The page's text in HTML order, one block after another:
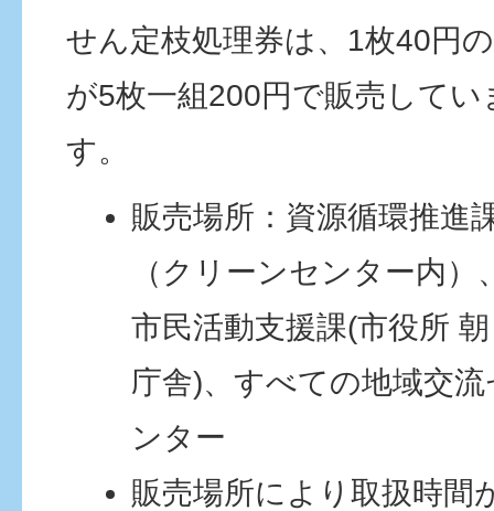
せん定枝処理券は、1枚40円
が5枚一組200円で販売してい
す。
販売場所：資源循環推進
（クリーンセンター内）
市民活動支援課(市役所
庁舎)、すべての地域交流
ンター
販売場所により取扱時間